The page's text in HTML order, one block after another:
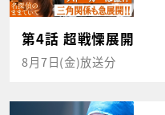
第4話 超戦慄展開
8月7日(金)放送分